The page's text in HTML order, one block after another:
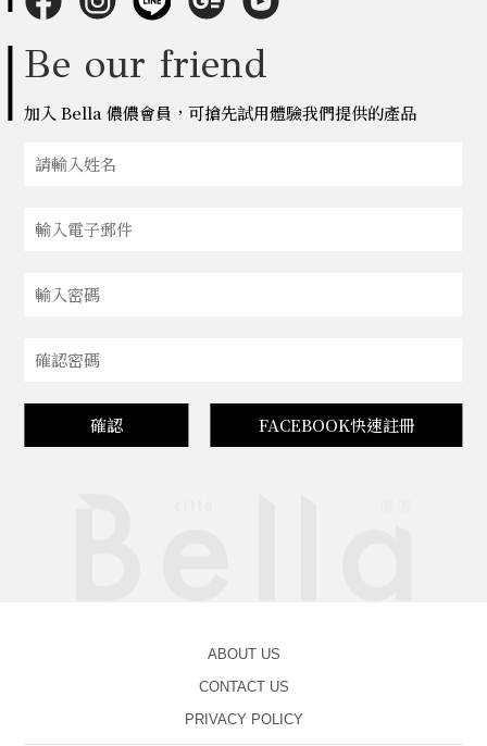
Be our friend
加入 Bella 儂儂會員，可搶先試用體驗我們提供的產品
確認 FACEBOOK快速註冊
ABOUT US
CONTACT US
PRIVACY POLICY